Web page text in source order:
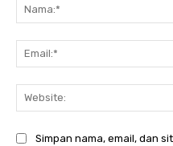
Simpan nama, email, dan